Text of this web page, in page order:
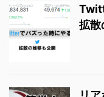
グッズ あると便利
ズ を紹介していき
以下の二点につい
別途、記事に紹介し
拡散